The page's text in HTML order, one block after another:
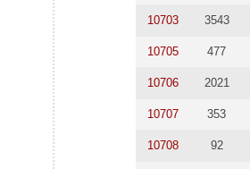
10703 3543
10705 477
10706 2021
10707 353
10708 92